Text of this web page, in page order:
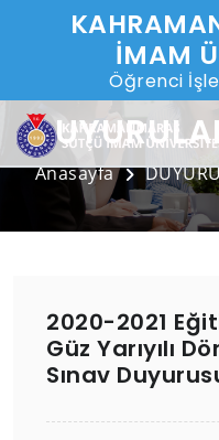
İMAM
Öğrenci
Anasayfa
2020-2021
Güz Yarıyılı
Sınav